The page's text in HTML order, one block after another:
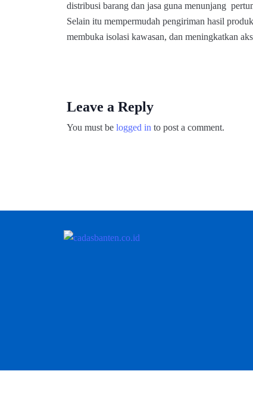
distribusi barang dan jasa guna menunjang
Selain itu mempermudah pengiriman hasil
membuka isolasi kawasan, dan meningkatkan
Leave a Reply
You must be logged in to post a comment.